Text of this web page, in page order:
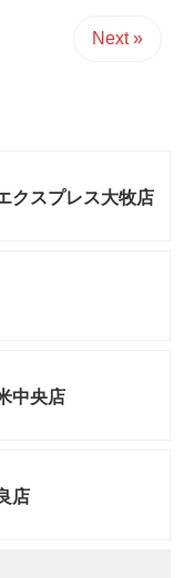
Next »
クスプレス大牧店
中央店
店